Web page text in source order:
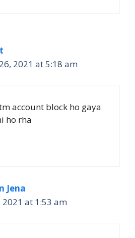
2021 at 5:18 am
account block ho gaya
ho rha
Jena
2021 at 1:53 am